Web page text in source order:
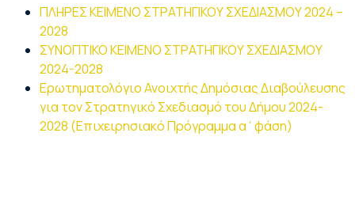
ΠΛΗΡΕΣ ΚΕΙΜΕΝΟ ΣΤΡΑΤΗΓΙΚΟΥ ΣΧΕΔΙΑΣΜΟΥ 2024 –
2028
ΣΥΝΟΠΤΙΚΟ ΚΕΙΜΕΝΟ ΣΤΡΑΤΗΓΙΚΟΥ ΣΧΕΔΙΑΣΜΟΥ
2024-2028
Ερωτηματολόγιο Ανοιχτής Δημόσιας Διαβούλευσης
για τον Στρατηγικό Σχεδιασμό του Δήμου 2024-
2028 (Επιχειρησιακό Πρόγραμμα α΄φάση)